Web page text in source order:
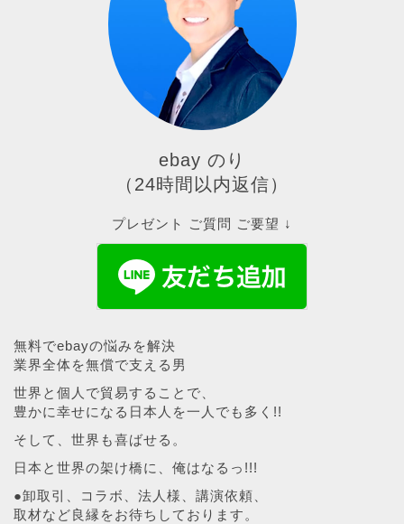
ebay のり
（24時間以内返信）
プレゼント ご質問 ご要望 ↓
無料でebayの悩みを解決
業界全体を無償で支える男
世界と個人で貿易することで、
豊かに幸せになる日本人を一人でも多く!!
そして、世界も喜ばせる。
日本と世界の架け橋に、俺はなるっ!!!
●卸取引、コラボ、法人様、講演依頼、
取材など良縁をお待ちしております。